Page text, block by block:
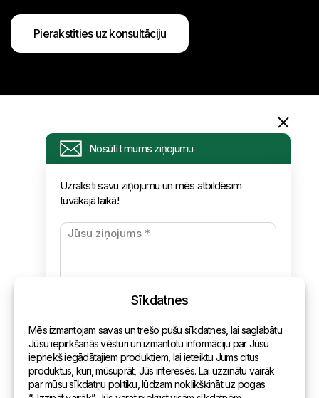
Pierakstīties uz konsultāciju
Nosūtīt mums ziņojumu
Uzraksti savu ziņojumu un mēs atbildēsim
tuvākajā laikā!
Informācija
Pieprasījums
Apmaksa un piegāde
Kontakti
Vispārēja informācija
Pārstāvniecības pasaulē
Adrese
Sīkdatnes
Mēs izmantojam savas un trešo pušu sīkdatnes, lai saglabātu
Jūsu iepirkšanās vēsturi un izmantotu informāciju par Jūsu
iepriekš iegādātajiem produktiem, lai ieteiktu Jums citus
produktus, kuri, mūsuprāt, Jūs interesēs. Lai uzzinātu vairāk
par mūsu sīkdatņu politiku, lūdzam noklikšķināt uz pogas